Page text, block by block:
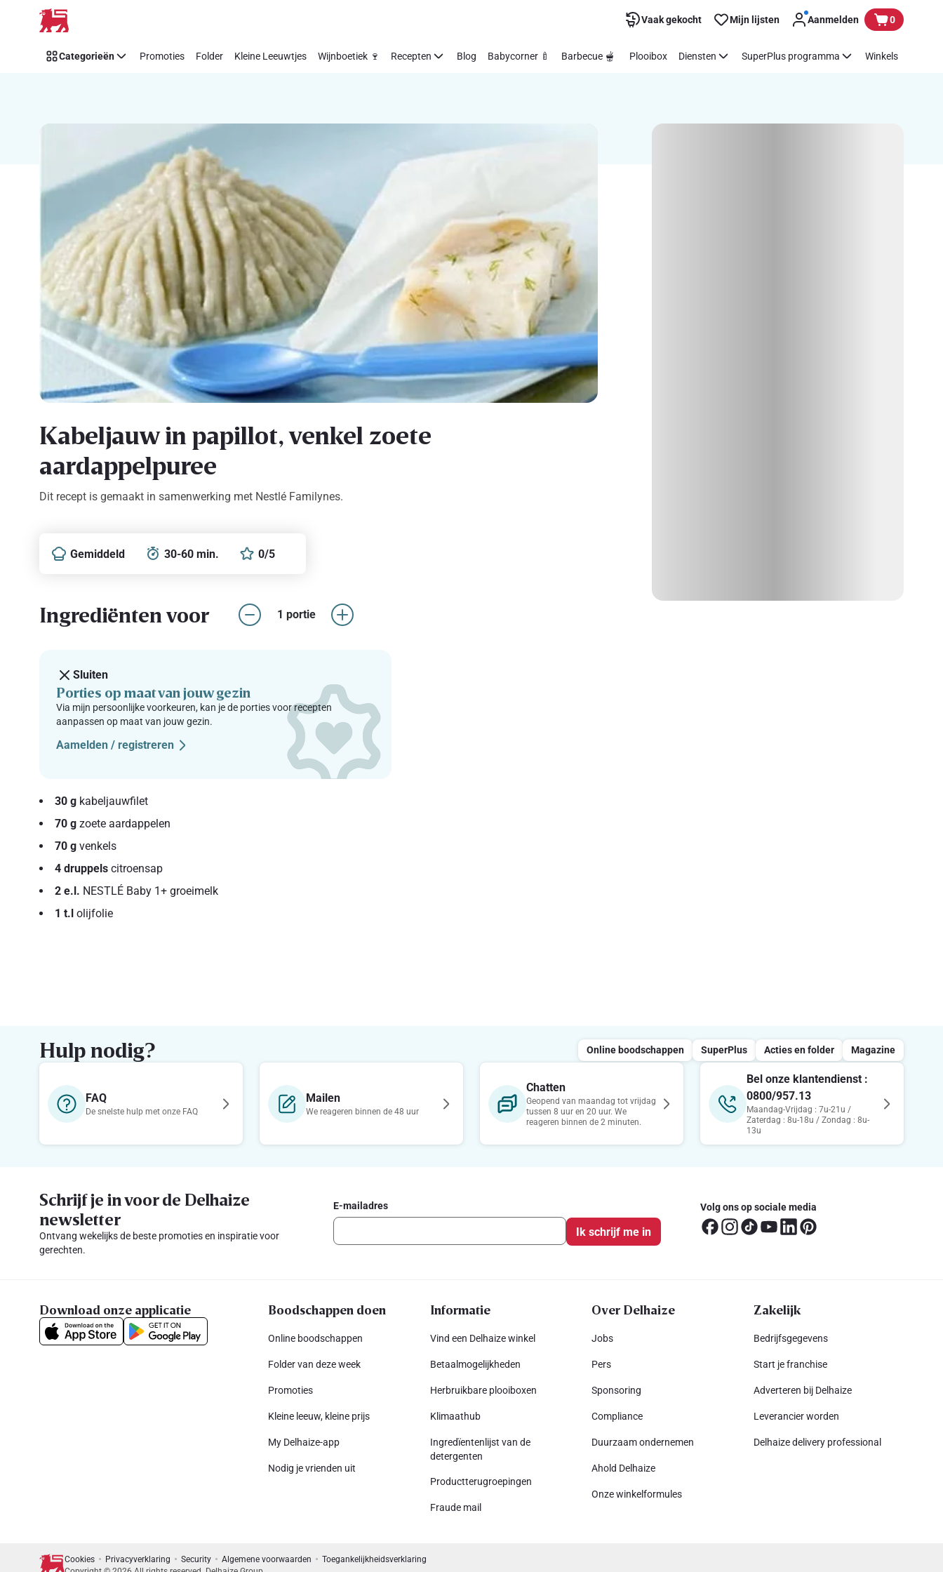
Overslaan Vaak gekocht Mijn lijsten Aanmelden 0
Categorieën Promoties Folder Kleine Leeuwtjes Wijnboetiek 🍷 Recepten Blog Babycorner 🍼 Barbecue 🫕 Plooibox Diensten SuperPlus programma Winkels
Kabeljauw in papillot, venkel zoete
aardappelpuree
Dit recept is gemaakt in samenwerking met Nestlé Familynes.
Gemiddeld 30-60 min. 0/5
Ingrediënten voor 1 portie
Sluiten
Porties op maat van jouw gezin
Via mijn persoonlijke voorkeuren, kan je de porties voor recepten
aanpassen op maat van jouw gezin.
Aamelden / registreren
30 g kabeljauwfilet
70 g zoete aardappelen
70 g venkels
4 druppels citroensap
2 e.l. NESTLÉ Baby 1+ groeimelk
1 t.l olijfolie
Hulp nodig? Online boodschappen SuperPlus Acties en folder Magazine
FAQ
De snelste hulp met onze FAQ
Mailen
We reageren binnen de 48 uur
Chatten
Geopend van maandag tot vrijdag
tussen 8 uur en 20 uur. We
reageren binnen de 2 minuten.
Bel onze klantendienst :
0800/957.13
Maandag-Vrijdag : 7u-21u /
Zaterdag : 8u-18u / Zondag : 8u-
13u
Schrijf je in voor de Delhaize
newsletter
Ontvang wekelijks de beste promoties en inspiratie voor
gerechten.
E-mailadres
Ik schrijf me in
Volg ons op sociale media
Download onze applicatie Boodschappen doen
Online boodschappen
Folder van deze week
Promoties
Kleine leeuw, kleine prijs
My Delhaize-app
Nodig je vrienden uit
Informatie
Vind een Delhaize winkel
Betaalmogelijkheden
Herbruikbare plooiboxen
Klimaathub
Ingredïentenlijst van de
detergenten
Productterugroepingen
Fraude mail
Over Delhaize
Jobs
Pers
Sponsoring
Compliance
Duurzaam ondernemen
Ahold Delhaize
Onze winkelformules
Zakelijk
Bedrijfsgegevens
Start je franchise
Adverteren bij Delhaize
Leverancier worden
Delhaize delivery professional
Cookies Privacyverklaring Security Algemene voorwaarden
Toegankelijkheidsverklaring